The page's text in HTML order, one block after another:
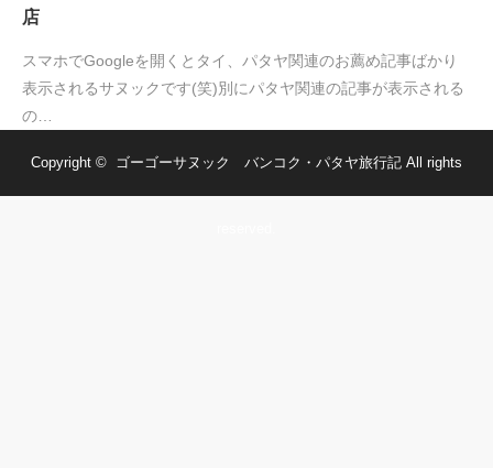
店
スマホでGoogleを開くとタイ、パタヤ関連のお薦め記事ばかり
表示されるサヌックです(笑)別にパタヤ関連の記事が表示される
の…
Copyright © ゴーゴーサヌック バンコク・パタヤ旅行記 All rights